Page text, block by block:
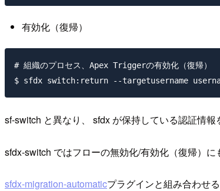
有効化（復帰）
# 組織のプロセス、Apex Triggerの有効化（復帰）
sf-switch と異なり、 sfdx が保持している認証情
sfdx-switch ではフローの無効化/有効化（復帰）に
sfdx-migration-automaticプラグインと組み合わせ